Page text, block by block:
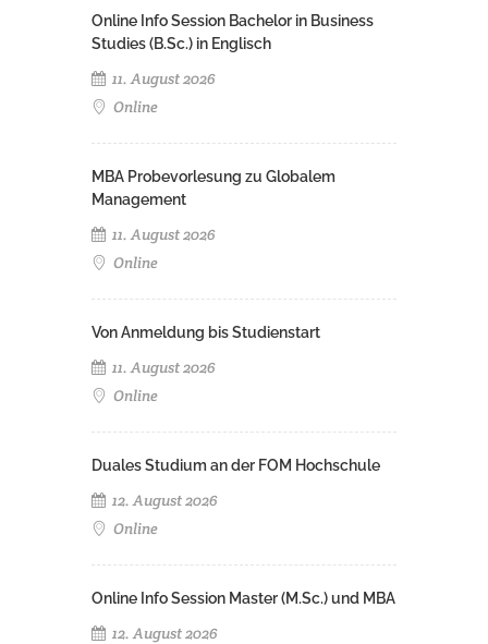
Online Info Session Bachelor in Business
Studies (B.Sc.) in Englisch
11. August 2026
Online
MBA Probevorlesung zu Globalem
Management
11. August 2026
Online
Von Anmeldung bis Studienstart
11. August 2026
Online
Duales Studium an der FOM Hochschule
12. August 2026
Online
Online Info Session Master (M.Sc.) und MBA
12. August 2026